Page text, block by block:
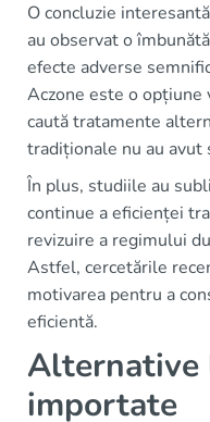
O concluzie
au observat o
efecte adverse
Aczone este o opțiune
caută tratamente
tradiționale nu au avut
În plus, studiile au
continue a eficienței
revizuire a regimului
Astfel, cercetările
motivarea pentru a
eficientă.
Alternative
importate